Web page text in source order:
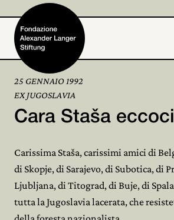
Home
Attività e progetti
Alexander Langer
Archivio
25 GENNAIO 1992
EX JUGOSLAVIA
Cara Staša eccoci
Carissima Staša, carissimi amici di
di Skopje, di Sarajevo, di Subotica, di
Ljubljana, di Titograd, di Buje, di
tutta la Jugoslavia lacerata, che